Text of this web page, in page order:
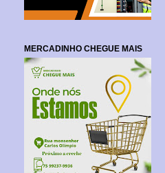
MERCADINHO CHEGUE MAIS